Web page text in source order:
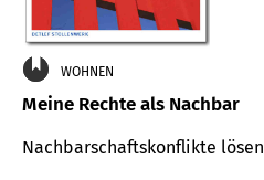
WOHNEN
Meine Rechte als Nachbar
Nach­bar­schafts­konflikte lösen